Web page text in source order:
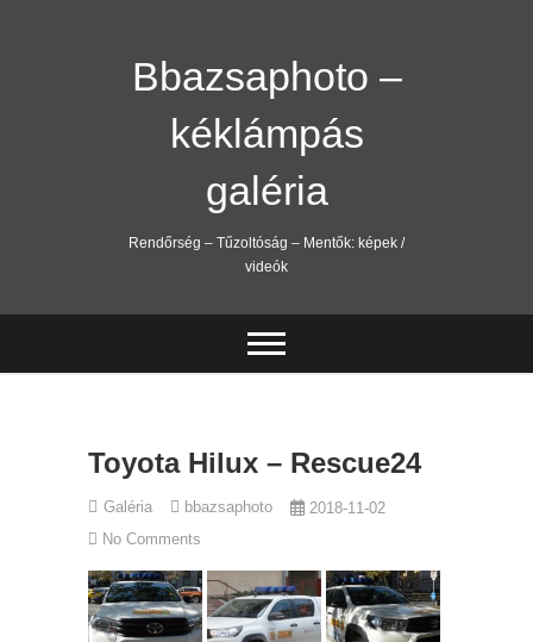
Bbazsaphoto –
kéklámpás
galéria
Rendőrség – Tűzoltóság – Mentők: képek /
videók
Toyota Hilux – Rescue24
Galéria bbazsaphoto
2018-11-02
No Comments